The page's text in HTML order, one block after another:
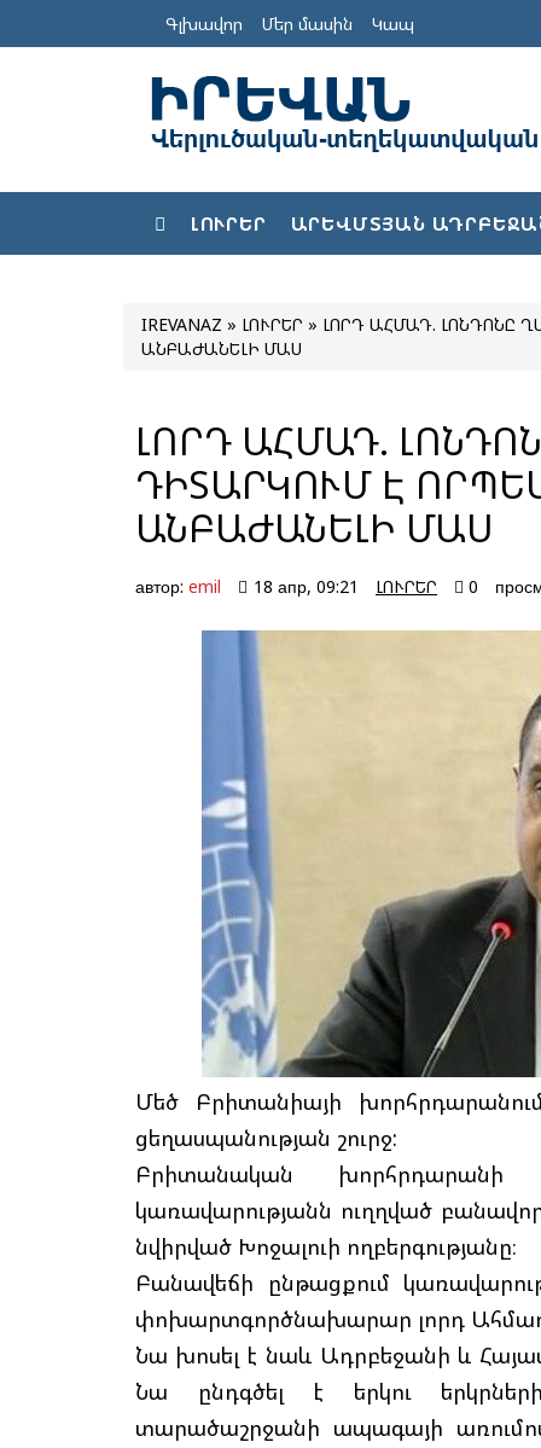
Գլխավոր Մեր մասին Կապ
ԼՈՒՐԵՐ ԱՐԵՎՄՏՅԱՆ
IREVANAZ » ԼՈՒՐԵՐ » ԼՈՐԴ ԱՀՄԱԴ. ԼՈՆԴՈՆԸ
ԱՆԲԱԺԱՆԵԼԻ ՄԱՍ
ԼՈՐԴ ԱՀՄԱԴ.
ԴԻՏԱՐԿՈՒՄ Է
ԱՆԲԱԺԱՆԵԼԻ ՄԱՍ
автор: emil 18 апр, 09:21 ԼՈՒՐԵՐ 0
Մեծ Բրիտանիայի
ցեղասպանության շուրջ:
Բրիտանական խորհրդարանի
կառավարությանն ուղղված
նվիրված Խոջալուի ողբերգությանը։
Բանավեճի ընթացքում
փոխարտգործնախարար լորդ
Նա խոսել է նաև Ադրբեջանի և
Նա ընդգծել է երկու երկրների
տարածաշրջանի ապագայի